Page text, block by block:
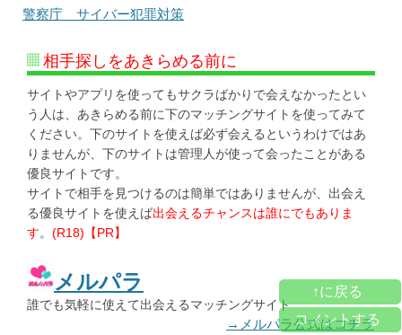
警察庁 サイバー犯罪対策
相手探しをあきらめる前に
サイトやアプリを使ってもサクラばかりで会えなかったとい
う人は、あきらめる前に下のマッチングサイトを使ってみて
ください。下のサイトを使えば必ず会えるというわけではあ
りませんが、下のサイトは管理人が使って会ったことがある
優良サイトです。
サイトで相手を見つけるのは簡単ではありませんが、出会え
る優良サイトを使えば出会えるチャンスは誰にでもありま
す。 (R18)【PR】
メルパラ
誰でも気軽に使えて出会えるマッチングサイト
→メルパラ公式はコチラ
↑に戻る
コメントする